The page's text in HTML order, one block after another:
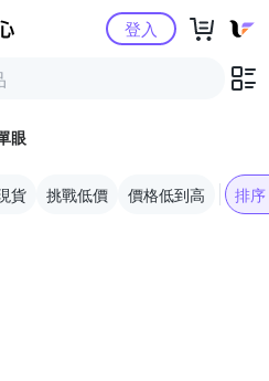
Yahoo購物中心登入
眼
貨 挑戰低價 價格低到高 排序